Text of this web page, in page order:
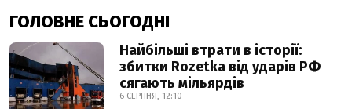
ГОЛОВНЕ СЬОГОДНІ
Найбільші втрати в історії:
збитки Rozetka від ударів РФ
сягають мільярдів
6 СЕРПНЯ, 12:10